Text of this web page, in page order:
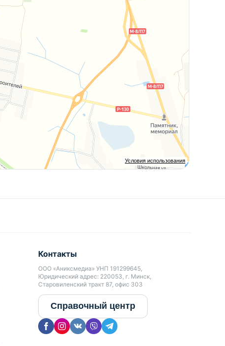
Условия использования
Контакты
ООО «Аниксмедиа» УНП 191299645,
Юридический адрес: 220053, г. Минск,
Старовиленский тракт 87, офис 303
Справочный центр